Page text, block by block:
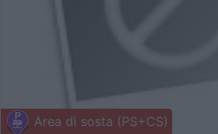
Area di sosta (PS+CS)